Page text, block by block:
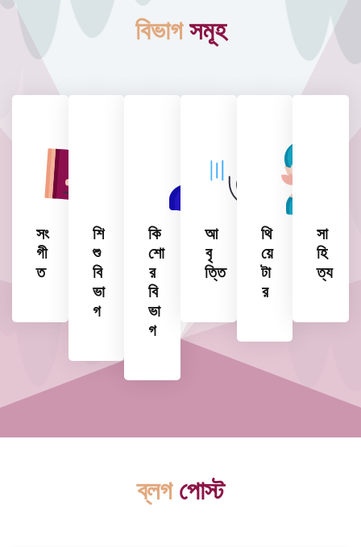
বিভাগ সমূহ
সং
গী
ত
শি
শু
বি
ভা
গ
কি
শো
র
বি
ভা
গ
আ
বৃ
ত্তি
থি
য়ে
টা
র
সা
হি
ত্য
ব্লগ পোস্ট